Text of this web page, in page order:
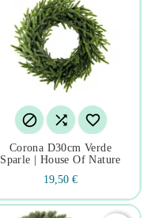
  
Corona D30cm Verde
Sparle | House Of Nature
19,50 €